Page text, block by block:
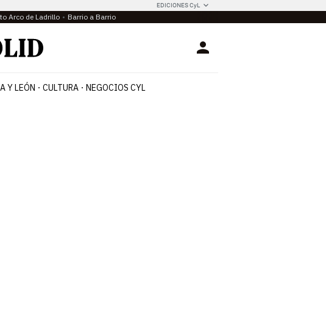
EDICIONES CyL
Arco de Ladrillo Barrio a Barrio
Login
Y LEÓN CULTURA NEGOCIOS CYL